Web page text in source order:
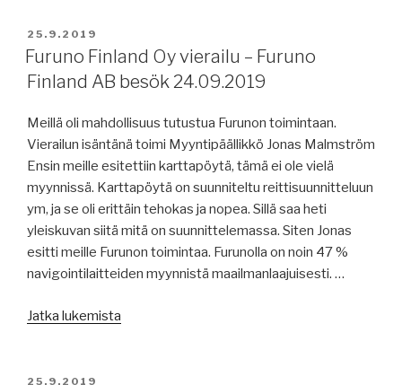
Pöytäkirja”
JULKAISTU
25.9.2019
Furuno Finland Oy vierailu – Furuno
Finland AB besök 24.09.2019
Meillä oli mahdollisuus tutustua Furunon toimintaan.
Vierailun isäntänä toimi Myyntipäällikkö Jonas Malmström
Ensin meille esitettiin karttapöytä, tämä ei ole vielä
myynnissä. Karttapöytä on suunniteltu reittisuunnitteluun
ym, ja se oli erittäin tehokas ja nopea. Sillä saa heti
yleiskuvan siitä mitä on suunnittelemassa. Siten Jonas
esitti meille Furunon toimintaa. Furunolla on noin 47 %
navigointilaitteiden myynnistä maailmanlaajuisesti. …
Jatka lukemista
JULKAISTU
25.9.2019